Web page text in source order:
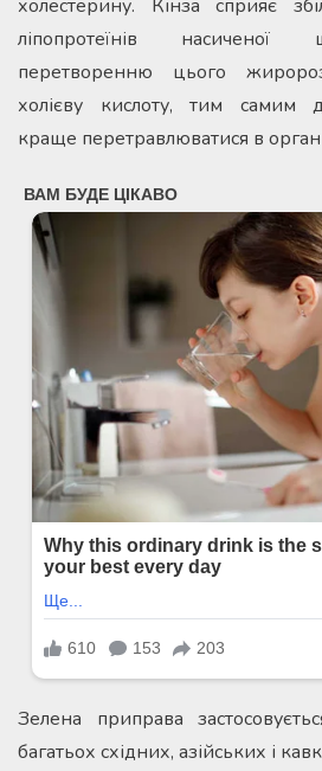
холестерину. Кінза сприяє
ліпопротеїнів насиченої
перетворенню цього
холієву кислоту, тим самим
краще перетравлюватися в
Зелена приправа
багатьох східних, азійських і